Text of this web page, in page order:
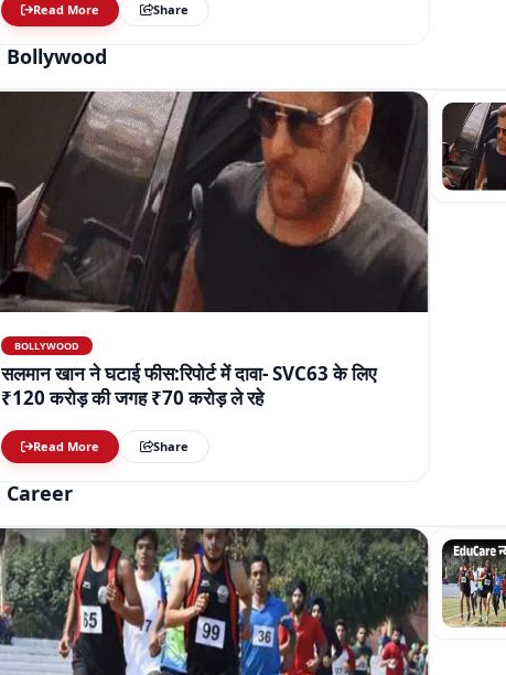
Read More Share
Bollywood
BOLLYWOOD
सलमान खान ने घटाई फीस:रिपोर्ट में दावा- SVC63 के लिए
₹120 करोड़ की जगह ₹70 करोड़ ले रहे
Read More Share
Career